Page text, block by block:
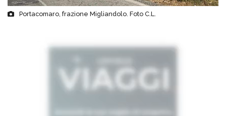
Portacomaro, frazione Migliandolo. Foto C.L.